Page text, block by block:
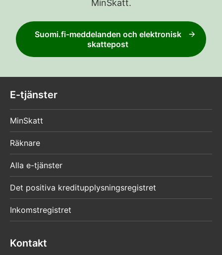
MinSkatt.
Suomi.fi-meddelanden och elektronisk
skattepost
E-tjänster
MinSkatt
Räknare
Alla e-tjänster
Det positiva kreditupplysningsregistret
Inkomstregistret
Kontakt